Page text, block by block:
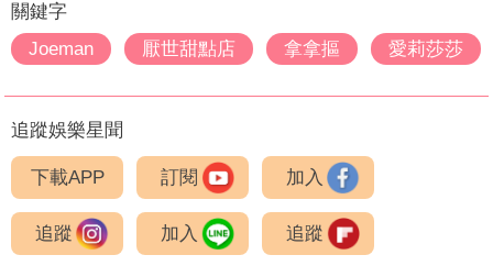
關鍵字
Joeman
厭世甜點店 拿拿摳 愛莉莎莎
追蹤娛樂星聞
下載APP 訂閱 加入
追蹤 加入 追蹤